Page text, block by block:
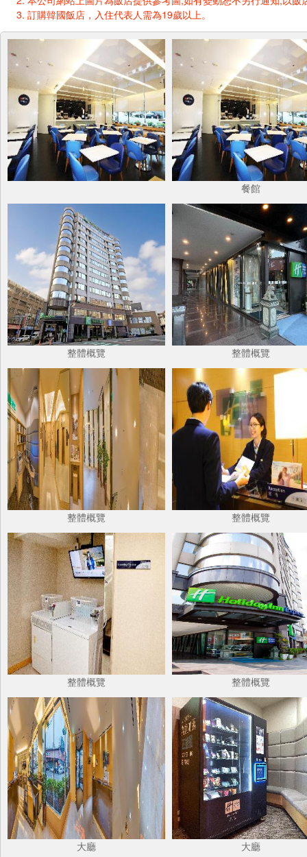
訂購韓國飯店，入住代表人需為19歲以上。
餐館
整體概覽 整體概覽
整體概覽 整體概覽
整體概覽 整體概覽
大廳 大廳